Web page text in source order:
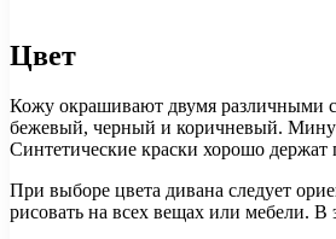
Цвет
Кожу окрашивают двумя различными
бежевый, черный и коричневый.
Синтетические краски хорошо
При выборе цвета дивана следует
рисовать на всех вещах или мебели.